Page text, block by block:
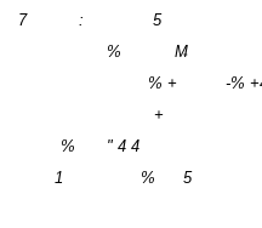
7 :
5
% M
=
% +
-%
+
%
" 4 4
1 %
5